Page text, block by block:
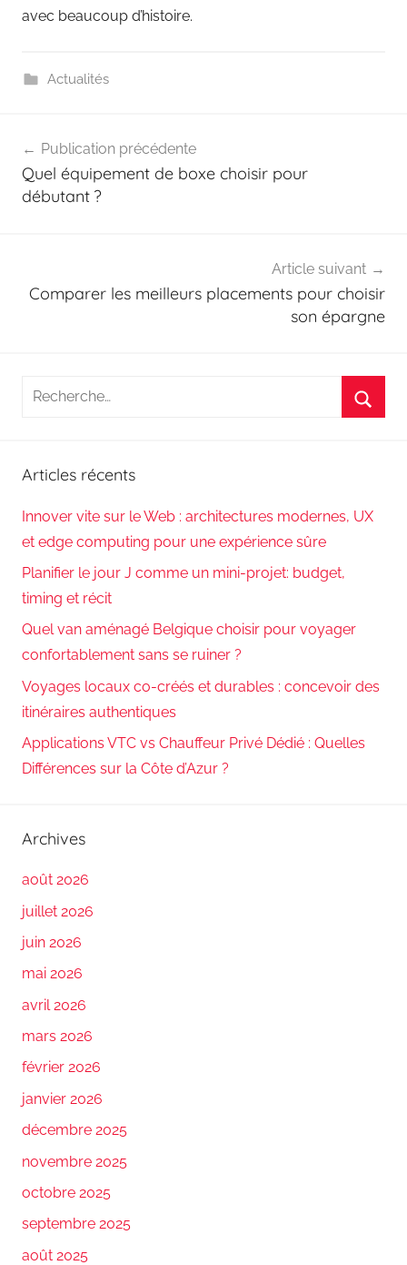
avec beaucoup d’histoire.
Actualités
de
l’article
Publication précédente
Quel équipement de boxe choisir pour
débutant ?
Article suivant
Comparer les meilleurs placements pour choisir
son épargne
Recherche
Articles récents
Innover vite sur le Web : architectures modernes, UX
et edge computing pour une expérience sûre
Planifier le jour J comme un mini-projet: budget,
timing et récit
Quel van aménagé Belgique choisir pour voyager
confortablement sans se ruiner ?
Voyages locaux co-créés et durables : concevoir des
itinéraires authentiques
Applications VTC vs Chauffeur Privé Dédié : Quelles
Différences sur la Côte d’Azur ?
Archives
août 2026
juillet 2026
juin 2026
mai 2026
avril 2026
mars 2026
février 2026
janvier 2026
décembre 2025
novembre 2025
octobre 2025
septembre 2025
août 2025